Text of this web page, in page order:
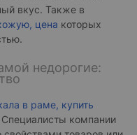
вкус. Также в
цена которых
недорогие:
в раме, купить
компании